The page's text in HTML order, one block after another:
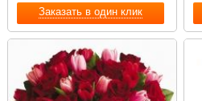
Заказать в один клик